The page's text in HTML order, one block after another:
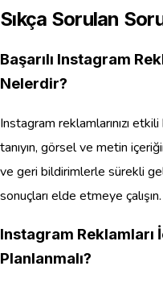
Sıkça Sorulan
Başarılı Instagram
Nelerdir?
Instagram reklamlarınızı
tanıyın, görsel ve metin
ve geri bildirimlerle sürekli
sonuçları elde etmeye çalışın.
Instagram Reklamları
Planlanmalı?